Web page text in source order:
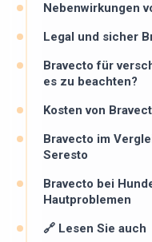
Nebenwirkungen
Legal und sicher
Bravecto für
es zu beachten?
Kosten von
Bravecto im
Seresto
Bravecto bei
Hautproblemen
🔗 Lesen Sie auch